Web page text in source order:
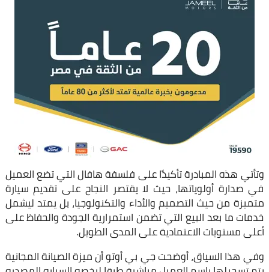
وتأتي هذه المبادرة تأكيدًا على فلسفة هافال التي تضع العميل
في صدارة أولوياتها، حيث لا يقتصر النجاح على تقديم سيارة
متميزة من حيث التصميم والأداء والتكنولوجيا، بل يمتد ليشمل
خدمات ما بعد البيع التي تضمن استمرارية الجودة والحفاظ على
أعلى مستويات الاعتمادية على المدى الطويل.
وفي هذا السياق، أوضحت جي بي أوتو أن ميزة الصيانة المجانية